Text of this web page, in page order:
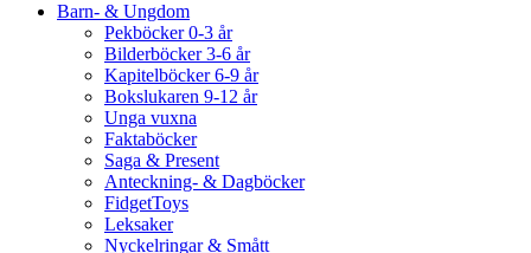
Barn- & Ungdom
Pekböcker 0-3 år
Bilderböcker 3-6 år
Kapitelböcker 6-9 år
Bokslukaren 9-12 år
Unga vuxna
Faktaböcker
Saga & Present
Anteckning- & Dagböcker
FidgetToys
Leksaker
Nyckelringar & Smått